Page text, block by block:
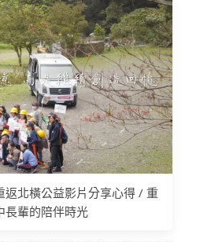
返北橫公益影片分享心得 / 重
長輩的陪伴時光